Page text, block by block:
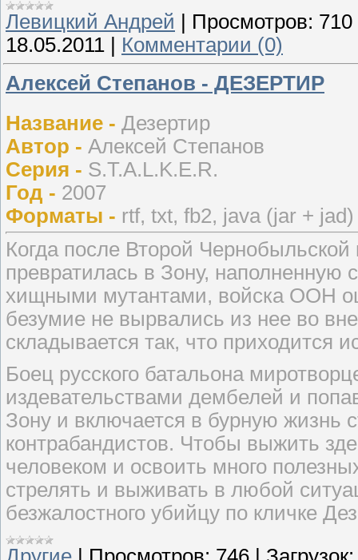
Левицкий Андрей | Просмотров: 710
18.05.2011 | Комментарии (0)
Алексей Степанов - ДЕЗЕРТИР
Название - Дезертир
Автор - Алексей Степанов
Серия - S.T.A.L.K.E.R.
Год - 2007
Форматы - rtf, txt, fb2, java (jar + jad)
Когда после Второй
превратилась в Зону,
хищными мутантами, войска ООН
безумие не вырвались из нее во
складывается так, что приходится
Боец русского батальона
издевательствами дембелей и
Зону и включается в бурную жизнь
контрабандистов. Чтобы выжить
человеком и освоить много
стрелять и выживать в любой
безжалостного убийцу по кличке